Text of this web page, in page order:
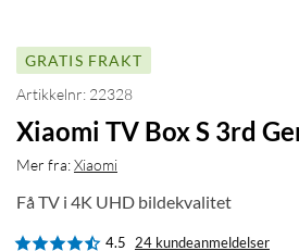
GRATIS FRAKT
Artikkelnr: 22328
Xiaomi TV Box S 3rd
Mer fra:Xiaomi
Få TV i 4K UHD bildekvalitet
4.5 24 kundeanmeldelser